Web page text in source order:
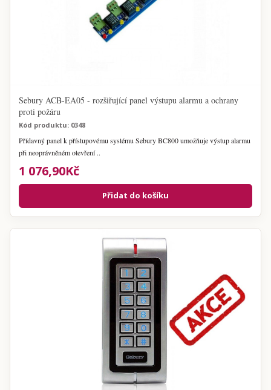
Sebury ACB-EA05 - rozšiřující panel výstupu alarmu a ochrany
proti požáru
Kód produktu: 0348
Přídavný panel k přístupovému systému Sebury BC800 umožňuje výstup alarmu
při neoprávněném otevření ..
1 076,90Kč
Přidat do košíku